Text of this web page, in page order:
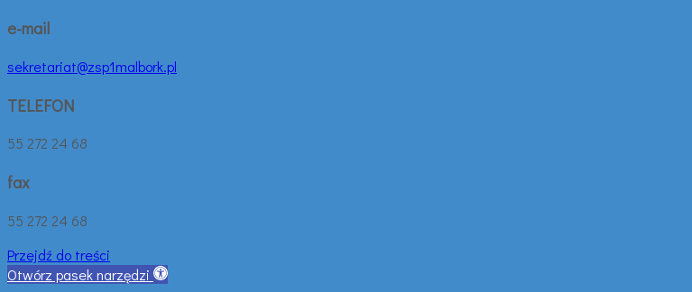
e-mail
sekretariat@zsp1malbork.pl
TELEFON
55 272 24 68
fax
55 272 24 68
Przejdź do treści
Otwórz pasek narzędzi